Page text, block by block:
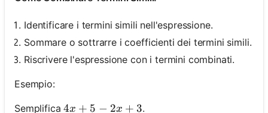
Identificare i termini simili nell'espressione.
Sommare o sottrarre i coefficienti dei termini simili.
Riscrivere l'espressione con i termini combinati.
Esempio:
Semplifica4 x+5-2 x+3
4x + 5 − 2x + 3.